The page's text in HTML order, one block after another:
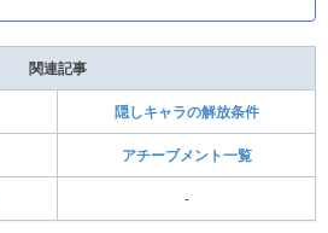
関連記事
隠しキャラの解放条件
アチーブメント一覧
-